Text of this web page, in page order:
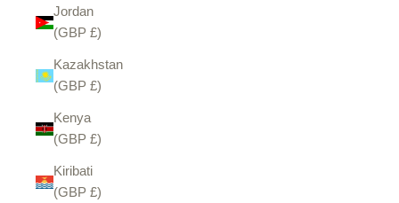
Jordan
(GBP £)
Kazakhstan
(GBP £)
Kenya
(GBP £)
Kiribati
(GBP £)